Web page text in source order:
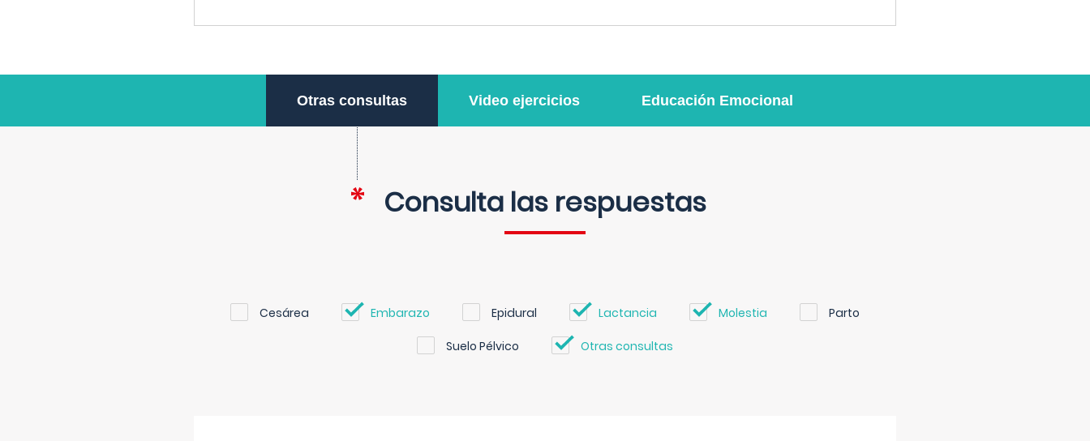
Otras consultas Video ejercicios Educación Emocional
Consulta las respuestas
Cesárea Embarazo Epidural Lactancia Molestia Parto
Suelo Pélvico Otras consultas